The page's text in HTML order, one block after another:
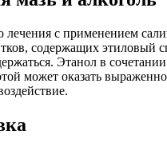
лечения с применением
содержащих этиловый
Этанол в
может оказать